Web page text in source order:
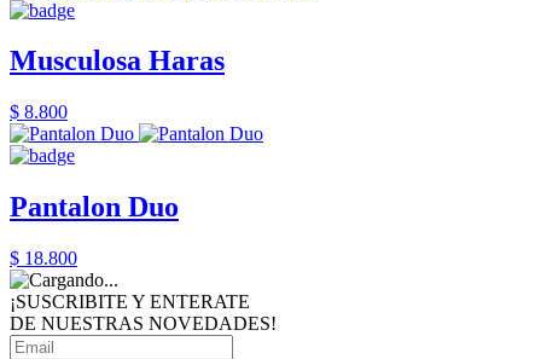
Musculosa Haras
$ 8.800
Pantalon Duo
$ 18.800
¡SUSCRIBITE Y ENTERATE
DE NUESTRAS NOVEDADES!